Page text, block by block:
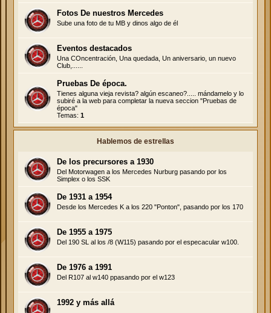
Fotos De nuestros Mercedes
Sube una foto de tu MB y dinos algo de él
Eventos destacados
Una COncentración, Una quedada, Un aniversario, un nuevo
Club,......
Pruebas De época.
Tienes alguna vieja revista? algún escaneo?..... mándamelo y lo
subiré a la web para completar la nueva seccion "Pruebas de
época"
Temas: 1
Hablemos de estrellas
De los precursores a 1930
Del Motorwagen a los Mercedes Nurburg pasando por los
Simplex o los SSK
De 1931 a 1954
Desde los Mercedes K a los 220 "Ponton", pasando por los 170
De 1955 a 1975
Del 190 SL al los /8 (W115) pasando por el especacular w100.
De 1976 a 1991
Del R107 al w140 ppasando por el w123
1992 y más allá